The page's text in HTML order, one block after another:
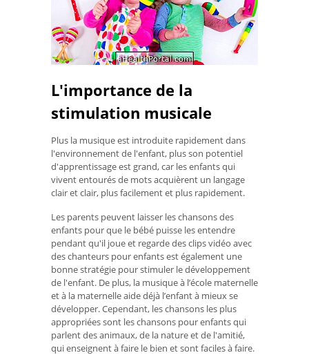
L'importance de la
stimulation musicale
Plus la musique est introduite rapidement dans
l'environnement de l'enfant, plus son potentiel
d'apprentissage est grand, car les enfants qui
vivent entourés de mots acquièrent un langage
clair et clair, plus facilement et plus rapidement.
Les parents peuvent laisser les chansons des
enfants pour que le bébé puisse les entendre
pendant qu'il joue et regarde des clips vidéo avec
des chanteurs pour enfants est également une
bonne stratégie pour stimuler le développement
de l'enfant. De plus, la musique à l’école maternelle
et à la maternelle aide déjà l’enfant à mieux se
développer. Cependant, les chansons les plus
appropriées sont les chansons pour enfants qui
parlent des animaux, de la nature et de l'amitié,
qui enseignent à faire le bien et sont faciles à faire.